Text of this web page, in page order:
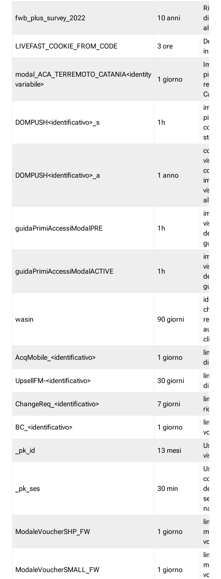
fwb_plus_survey_2022 10 anni
di
LIVEFAST_COOKIE_FROM_CODE 3 ore
in
modal_ACA_TERREMOTO_CATANIA<identity
variabile>
1 giorno
più
DOMPUSH<identificativo>_s 1h
più
DOMPUSH<identificativo>_a 1 anno
guidaPrimiAccessiModalPRE 1h
della
guidaPrimiAccessiModalACTIVE 1h
della
wasin 90 giorni
che
rete
clienti
AcqMobile_<identificativo> 1 giorno
limita
di
UpsellFM-<identificativo> 30 giorni
limita
di
ChangeReq_<identificativo> 7 giorni
limita
BC_<identificativo> 1 giorno
limita
_pk_id 13 mesi
_pk_ses 30 min
ModaleVoucherSHP_FW 1 giorno
ModaleVoucherSMALL_FW 1 giorno